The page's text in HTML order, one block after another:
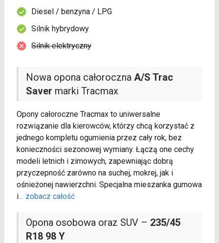
Nowa opona całoroczna A/S Trac
Saver marki Tracmax
Opony całoroczne Tracmax to uniwersalne
rozwiązanie dla kierowców, którzy chcą korzystać z
jednego kompletu ogumienia przez cały rok, bez
konieczności sezonowej wymiany. Łączą one cechy
modeli letnich i zimowych, zapewniając dobrą
przyczepność zarówno na suchej, mokrej, jak i
ośnieżonej nawierzchni. Specjalna mieszanka gumowa
i... zobacz całość
Opona osobowa oraz SUV – 235/45
R18 98 Y
Diesel / benzyna / LPG
Silnik hybrydowy
Silnik elektryczny